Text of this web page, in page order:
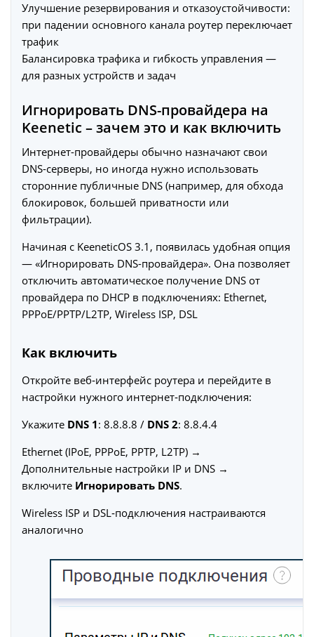
Улучшение резервирования и отказоустойчивости:
при падении основного канала роутер переключает
трафик
Балансировка трафика и гибкость управления —
для разных устройств и задач
Игнорировать DNS-провайдера на
Keenetic – зачем это и как включить
Интернет-провайдеры обычно назначают свои
DNS-серверы, но иногда нужно использовать
сторонние публичные DNS (например, для обхода
блокировок, большей приватности или
фильтрации).
Начиная с KeeneticOS 3.1, появилась удобная опция
— «Игнорировать DNS-провайдера». Она позволяет
отключить автоматическое получение DNS от
провайдера по DHCP в подключениях: Ethernet,
PPPoE/PPTP/L2TP, Wireless ISP, DSL
Как включить
Откройте веб‑интерфейс роутера и перейдите в
настройки нужного интернет‑подключения:
Укажите DNS 1: 8.8.8.8 / DNS 2: 8.8.4.4
Ethernet (IPoE, PPPoE, PPTP, L2TP) →
Дополнительные настройки IP и DNS →
включите Игнорировать DNS.
Wireless ISP и DSL‑подключения настраиваются
аналогично